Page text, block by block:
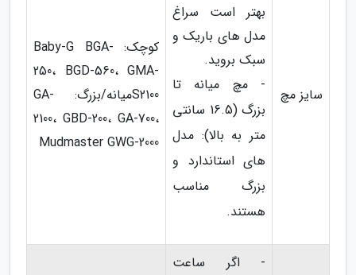
سایز مچ
بهتر است سراغ
مدل های باریک و
سبک بروید.
- مچ میانه تا
بزرگ (16.5 سانتی
متر به بالا): مدل
های استاندارد و
بزرگ مناسب
هستند.
کوچک: Baby-G BGA-
250، BGD-560، GMA-
S2100میانه/بزرگ: GA-
2100، GBD-200، GA-700،
Mudmaster GWG-2000
- اگر ساعت